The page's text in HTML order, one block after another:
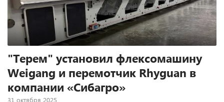
"Терем" установил флексомашину
Weigang и перемотчик Rhyguan в
компании «Сибагро»
31 октября 2025